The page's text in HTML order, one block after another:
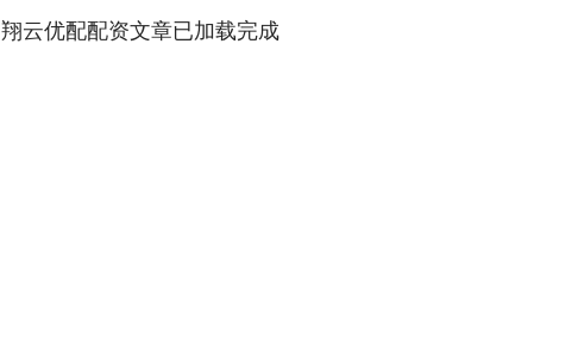
翔云优配配资文章已加载完成